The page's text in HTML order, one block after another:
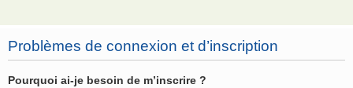
Problèmes de connexion et d’inscription
Pourquoi ai-je besoin de m’inscrire ?